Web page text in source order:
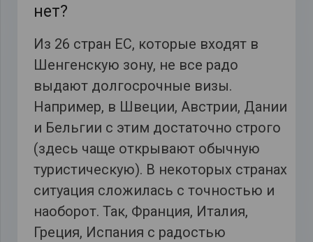
нет?
Из 26 стран ЕС, которые входят в
Шенгенскую зону, не все радо
выдают долгосрочные визы.
Например, в Швеции, Австрии, Дании
и Бельгии с этим достаточно строго
(здесь чаще открывают обычную
туристическую). В некоторых странах
ситуация сложилась с точностью и
наоборот. Так, Франция, Италия,
Греция, Испания с радостью